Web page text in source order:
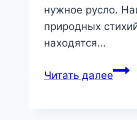
нужное русло.
природных
находятся…
Читать далее